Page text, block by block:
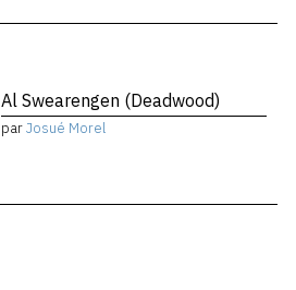
Al Swearengen (Deadwood)
parJosué Morel